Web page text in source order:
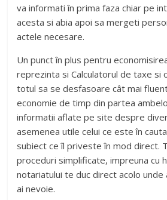
va informati în prima faza chiar pe
acesta si abia apoi sa mergeti
actele necesare.
Un punct în plus pentru
reprezinta si Calculatorul de taxe si
totul sa se desfasoare cât mai
economie de timp din partea
informatii aflate pe site despre
asemenea utile celui ce este în
subiect ce îl priveste în mod direct.
proceduri simplificate, impreuna cu
notariatului te duc direct acolo unde
ai nevoie.